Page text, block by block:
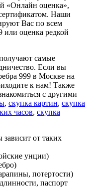
«Онлайн оценка»,
Наши
Вас по всем
или оценка редкой
самые
Если вы
999 в Москве на
к нам! Также
с другими
, скупка картин, скупка
часов, скупка
от таких
унции)
потертости)
паспорт